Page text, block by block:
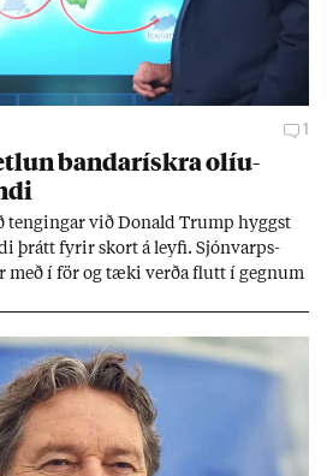
1
banda­rískra ol­íu­
við Don­ald Trump hyggst
þrátt fyr­ir skort á leyfi. Sjón­varps­
með í för og tæki verða flutt í gegn­um